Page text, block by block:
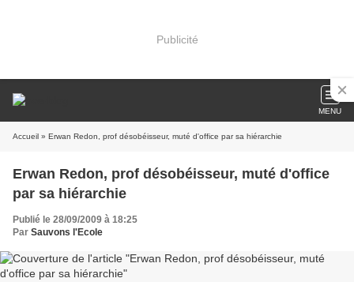
Publicité
MENU
Accueil » Erwan Redon, prof désobéisseur, muté d'office par sa hiérarchie
Erwan Redon, prof désobéisseur, muté d'office
par sa hiérarchie
Publié le 28/09/2009 à 18:25
Par Sauvons l'Ecole